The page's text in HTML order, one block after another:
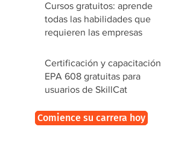
Cursos gratuitos: aprende
todas las habilidades que
requieren las empresas
Certificación y capacitación
EPA 608 gratuitas para
usuarios de SkillCat
Comience su carrera hoy